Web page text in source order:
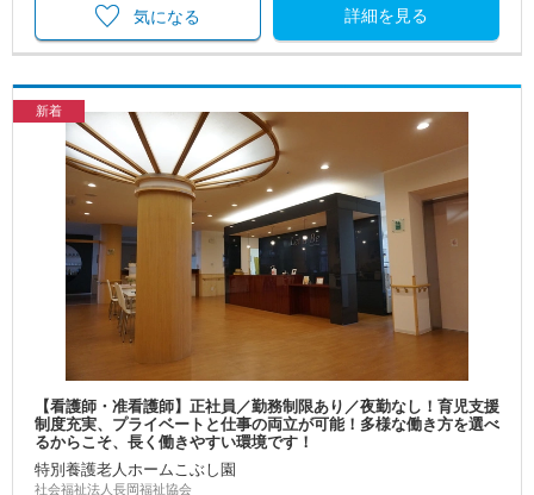
詳細を見る
気になる
新着
【看護師・准看護師】正社員／勤務制限あり／夜勤なし！育児支援
制度充実、プライベートと仕事の両立が可能！多様な働き方を選べ
るからこそ、長く働きやすい環境です！
特別養護老人ホームこぶし園
社会福祉法人長岡福祉協会